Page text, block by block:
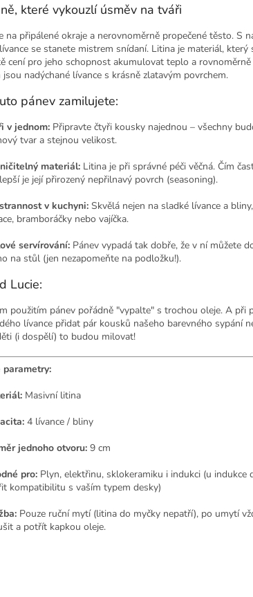
které vykouzlí úsměv na tváři
na připálené okraje a nerovnoměrně propečené těsto. S
se stanete mistrem snídaní. Litina je materiál, který
cení pro jeho schopnost akumulovat teplo a
nadýchané lívance s krásně zlatavým povrchem.
pánev zamilujete:
v jednom: Připravte čtyři kousky najednou – všechny
tvar a stejnou velikost.
materiál: Litina je při správné péči věčná. Čím
je její přirozený nepřilnavý povrch (seasoning).
v kuchyni: Skvělá nejen na sladké lívance a
bramboráčky nebo vajíčka.
servírování: Pánev vypadá tak dobře, že v ní můžete
na stůl (jen nezapomeňte na podložku!).
Lucie:
použitím pánev pořádně "vypalte" s trochou oleje. A při
lívance přidat pár kousků našeho barevného sypání
(i dospělí) to budou milovat!
parametry:
Masivní litina
4 lívance / bliny
jednoho otvoru: 9 cm
pro: Plyn, elektřinu, sklokeramiku i indukci (u indukce
kompatibilitu s vaším typem desky)
Pouze ruční mytí (litina do myčky nepatří), po umytí
a potřít kapkou oleje.